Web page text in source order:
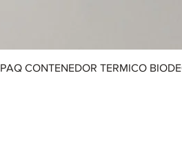
PAQ CONTENEDOR TERMICO